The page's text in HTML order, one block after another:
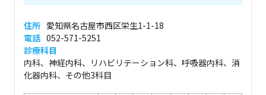
住所 愛知県名古屋市西区栄生1-1-18
電話 052-571-5251
診療科目
内科、神経内科、リハビリテーション科、呼吸器内科、消
化器内科、その他3科目